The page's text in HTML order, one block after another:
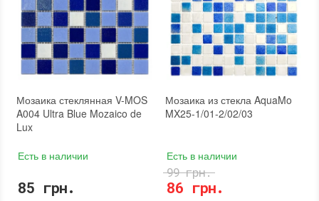
Площадь модуля: 0,107 м²
Страна производителя
Китай
Бренд: Mozaico de Lux
Тип поверхности: Глянцевая, Неглазурованная
Площадь модуля: 0,107 м²
Страна производителя: Китай
Бренд: Mozaico de Lux
Тип поверхности: Глянцевая, Неглазурованная
Мозаика стеклянная V-MOS
A004 Ultra Blue Mozaico de
Lux
Есть в наличии
85 грн.
Мозаика из стекла AquaMo
MX25-1/01-2/02/03
Есть в наличии
86 грн.
99 грн.